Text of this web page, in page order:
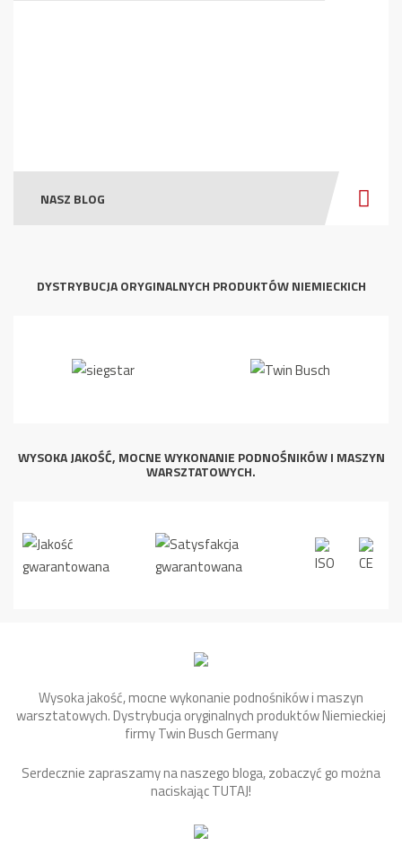
NASZ BLOG
DYSTRYBUCJA ORYGINALNYCH PRODUKTÓW NIEMIECKICH
WYSOKA JAKOŚĆ, MOCNE WYKONANIE PODNOŚNIKÓW I MASZYN
WARSZTATOWYCH.
Wysoka jakość, mocne wykonanie podnośników i maszyn
warsztatowych. Dystrybucja oryginalnych produktów Niemieckiej
firmy Twin Busch Germany
Serdecznie zapraszamy na naszego bloga, zobaczyć go można
naciskającTUTAJ!